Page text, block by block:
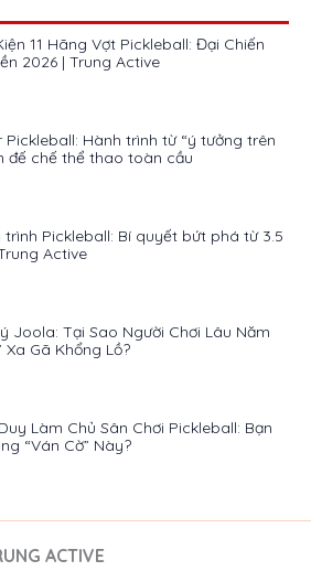
11 Hãng Vợt Pickleball: Đại Chiến
2026 | Trung Active
Pickleball: Hành trình từ “ý tưởng trên
đế chế thể thao toàn cầu
trình Pickleball: Bí quyết bứt phá từ 3.5
Active
Joola: Tại Sao Người Chơi Lâu Năm
Xa Gã Khổng Lồ?
Làm Chủ Sân Chơi Pickleball: Bạn
“Ván Cờ” Này?
ACTIVE